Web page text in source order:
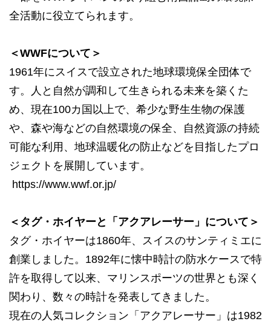
全活動に役立てられます。
＜WWFについて＞
1961年にスイスで設立された地球環境保全団体で
す。人と自然が調和して生きられる未来を築くた
め、現在100カ国以上で、希少な野生生物の保護
や、森や海などの自然環境の保全、自然資源の持続
可能な利用、地球温暖化の防止などを目指したプロ
ジェクトを展開しています。
https://www.wwf.or.jp/
＜タグ・ホイヤーと「アクアレーサー」について＞
タグ・ホイヤーは1860年、スイスのサンティミエに
創業しました。1892年に懐中時計の防水ケースで特
許を取得して以来、マリンスポーツの世界とも深く
関わり、数々の時計を発表してきました。
現在の人気コレクション「アクアレーサー」は1982